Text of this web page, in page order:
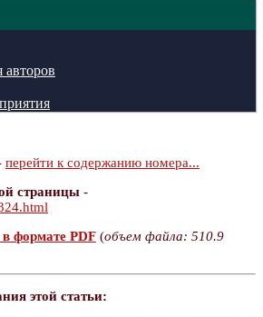
перейти к содержанию номера...
страницы -
формате PDF (объем файла: 510.9
этой статьи: